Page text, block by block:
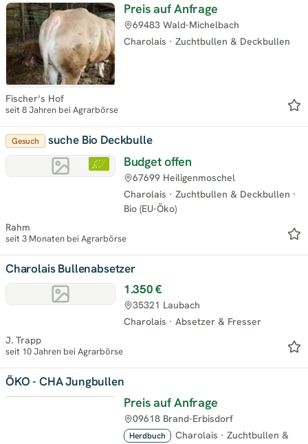
Preis auf Anfrage
Charolais · Zuchtbullen & Deckbullen
69483 Wald-Michelbach
Fischer‘s Hof
seit 8 Jahren bei Agrarbörse
Gesuch suche Bio Deckbulle
Budget offen
Charolais · Zuchtbullen & Deckbullen ·
Bio (EU-Öko)
67699 Heiligenmoschel
Rahm
seit 3 Monaten bei Agrarbörse
Charolais Bullenabsetzer
1.350 €
Charolais · Absetzer & Fresser
35321 Laubach
J. Trapp
seit 10 Jahren bei Agrarbörse
ÖKO - CHA Jungbullen
Preis auf Anfrage
Herdbuch Charolais · Zuchtbullen &
09618 Brand-Erbisdorf